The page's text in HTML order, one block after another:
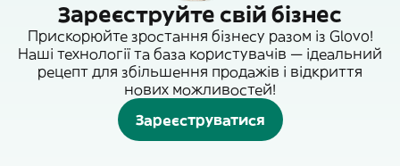
Зареєструйте свій бізнес
Прискорюйте зростання бізнесу разом із Glovo!
Наші технології та база користувачів — ідеальний
рецепт для збільшення продажів і відкриття
нових можливостей!
Зареєструватися